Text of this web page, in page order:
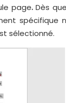
page.Dès
spécifique
sélectionné.